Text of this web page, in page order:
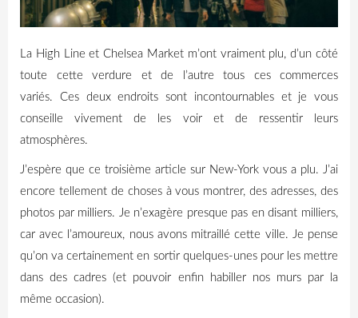
La HighLine et Chelsea Market m’ont vraiment plu, d’un côté
toute cette verdure et de l’autre tous ces commerces
variés.
Ces deux endroits sont incontournables et je vous
conseille vivement de les voir et de ressentir leurs
atmosphères.
J’espère que ce troisième article sur New-York vous a plu.
J’ai
encore tellement de choses à vous montrer, des adresses, des
photos par milliers.
Je n’exagère presque pas en disant milliers,
car avec l’amoureux, nous avons mitraillé cette ville.
Je pense
qu’on va certainement en sortir quelques-unes pour les mettre
dans des cadres(et pouvoir enfin habiller nos murs par la
même occasion).